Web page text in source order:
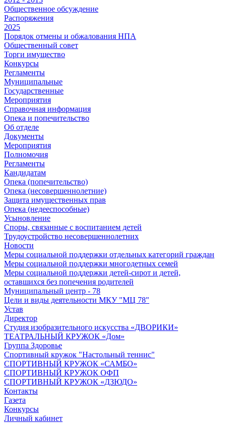
Общественное обсуждение
Распоряжения
2025
Порядок отмены и обжалования НПА
Общественный совет
Торги имущество
Конкурсы
Регламенты
Муниципальные
Государственные
Мероприятия
Справочная информация
Опека и попечительство
Об отделе
Документы
Мероприятия
Полномочия
Регламенты
Кандидатам
Опека (попечительство)
Опека (несовершеннолетние)
Защита имущественных прав
Опека (недееспособные)
Усыновление
Споры, связанные с воспитанием детей
Трудоустройство несовершеннолетних
Новости
Меры социальной поддержки отдельных категорий граждан
Меры социальной поддержки многодетных семей
Меры социальной поддержки детей-сирот и детей,
оставшихся без попечения родителей
Муниципальный центр - 78
Цели и виды деятельности МКУ "МЦ 78"
Устав
Директор
Студия изобразительного искусства «ДВОРИКИ»
ТЕАТРАЛЬНЫЙ КРУЖОК «Дом»
Группа Здоровье
Спортивный кружок "Настольный теннис"
СПОРТИВНЫЙ КРУЖОК «САМБО»
СПОРТИВНЫЙ КРУЖОК ОФП
СПОРТИВНЫЙ КРУЖОК «ДЗЮДО»
Контакты
Газета
Конкурсы
Личный кабинет